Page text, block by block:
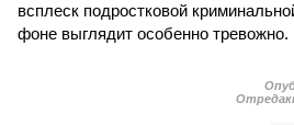
всплеск подростковой
фоне выглядит особенно тревожно.